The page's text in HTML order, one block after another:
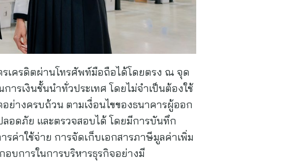
รเครดิตผ่านโทรศัพท์มือถือได้โดยตรง ณ จุด
ารเงินชั้นนำทั่วประเทศ โดยไม่จำเป็นต้องใช้
ย่างครบถ้วน ตามเงื่อนไขของธนาคารผู้ออก
ลอดภัย และตรวจสอบได้ โดยมีการบันทึก
ค่าใช้จ่าย การจัดเก็บเอกสารภาษีมูลค่าเพิ่ม
อบการในการบริหารธุรกิจอย่างมี